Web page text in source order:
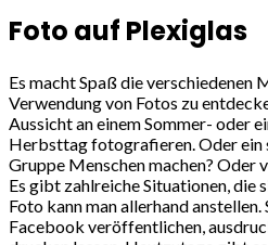
Foto auf Plexiglas
Es macht Spaß die verschiedenen
Verwendung von Fotos zu
Aussicht an einem Sommer- oder
Herbsttag fotografieren. Oder ein
Gruppe Menschen machen? Oder
Es gibt zahlreiche Situationen, die
Foto kann man allerhand anstellen.
Facebook veröffentlichen,